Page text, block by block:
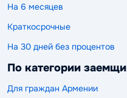
На 6 месяцев
Краткосрочные
На 30 дней без процентов
По категории
Для граждан Армении